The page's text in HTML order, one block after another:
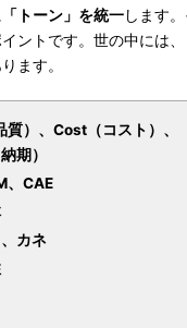
「トーン」を統一します
ントです。世の中には
ます。
）、Cost（コスト）、
期）
、CAE
カネ